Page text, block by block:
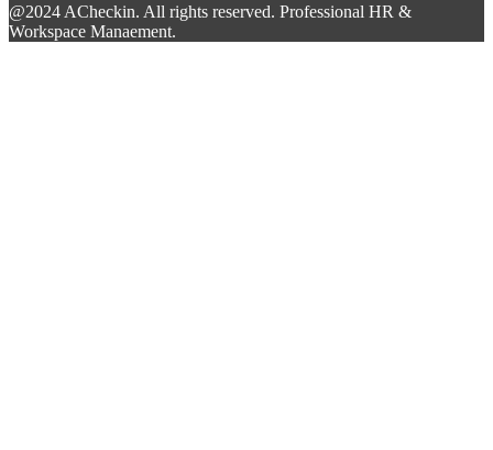
@2024 ACheckin. All rights reserved. Professional HR &
Workspace Manaement.